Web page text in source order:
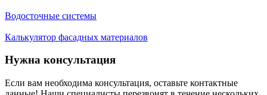
Водосточные системы
Калькулятор фасадных материалов
Нужна консультация
Если вам необходима консультация, оставьте контактные